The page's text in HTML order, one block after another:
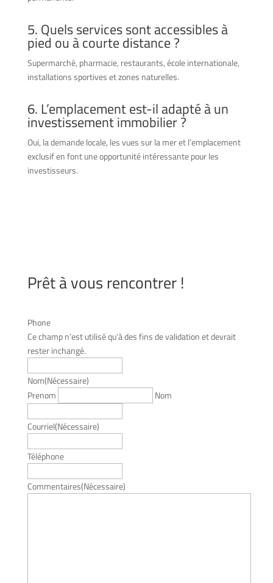
5. Quels services sont accessibles à
pied ou à courte distance ?
Supermarché, pharmacie, restaurants, école internationale,
installations sportives et zones naturelles.
6. L’emplacement est-il adapté à un
investissement immobilier ?
Oui, la demande locale, les vues sur la mer et l’emplacement
exclusif en font une opportunité intéressante pour les
investisseurs.
Prêt à vous rencontrer !
Phone
Ce champ n’est utilisé qu’à des fins de validation et devrait
rester inchangé.
Nom(Nécessaire)
Prenom
Nom
Courriel(Nécessaire)
Téléphone
Commentaires(Nécessaire)